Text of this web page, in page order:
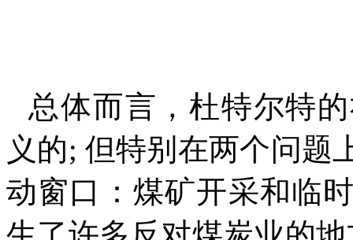
总体而言，杜特尔特
义的; 但特别在两个问题
动窗口：煤矿开采和临